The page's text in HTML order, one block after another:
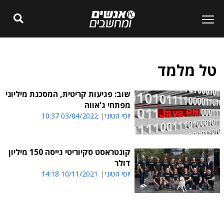
טל מלמד
שוב: פגיעות קריטית, המסכנת מיליוני
מפתחי ג'אווה
יוסי הטוני 03/04/2022 10:37
קונטראסט סקיוריטי גייסה 150 מיליון
דולר
יוסי הטוני 10/11/2021 14:18